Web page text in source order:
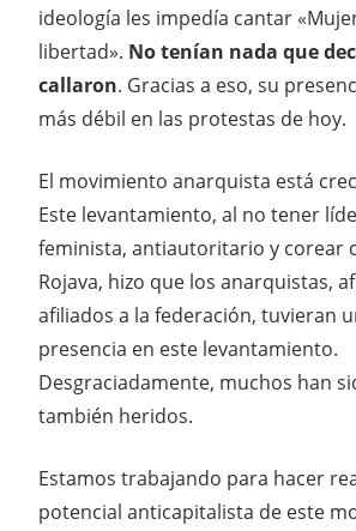
ideología les impedía cantar
libertad». No tenían nada que
callaron. Gracias a eso, su
más débil en las protestas de hoy.
El movimiento anarquista está
Este levantamiento, al no tener
feminista, antiautoritario y corear
Rojava, hizo que los anarquistas,
afiliados a la federación, tuvieran
presencia en este levantamiento.
Desgraciadamente, muchos han
también heridos.
Estamos trabajando para hacer
potencial anticapitalista de este